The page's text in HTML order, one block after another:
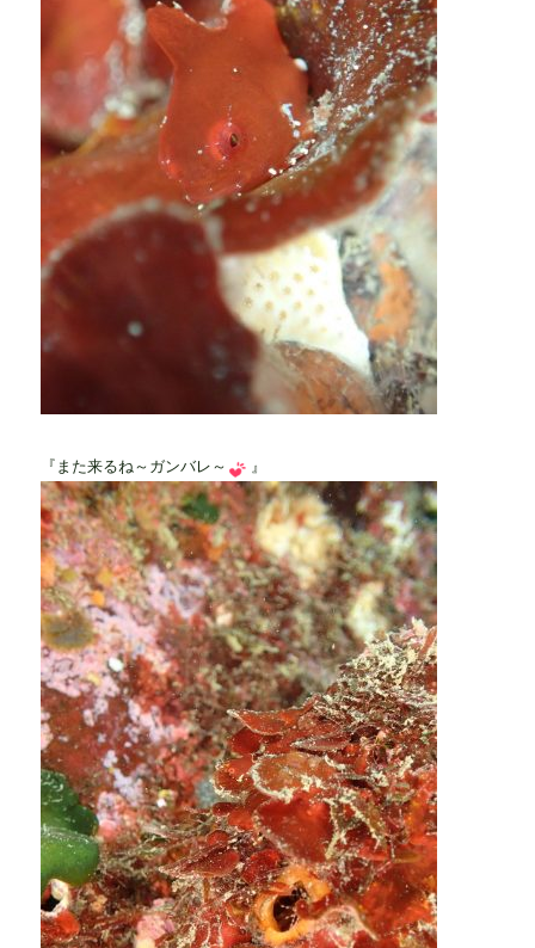
『また来るね～ガンバレ～ 』